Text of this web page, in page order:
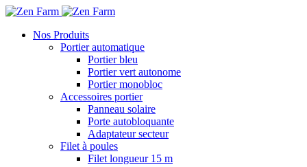
Nos Produits
Portier automatique
Portier bleu
Portier vert autonome
Portier monobloc
Accessoires portier
Panneau solaire
Porte autobloquante
Adaptateur secteur
Filet à poules
Filet longueur 15 m